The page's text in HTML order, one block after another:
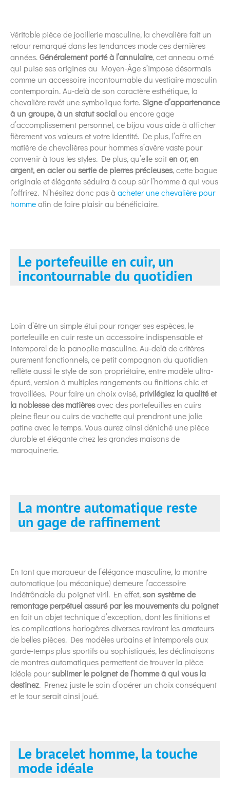
Véritable pièce de joaillerie masculine, la chevalière fait un
retour remarqué dans les tendances mode ces dernières
années.Généralement porté à l’annulaire, cet anneau orné
qui puise ses origines au Moyen-Âge s’impose désormais
comme un accessoire incontournable du vestiaire masculin
contemporain. Au-delà de son caractère esthétique, la
chevalière revêt une symbolique forte.Signe d’appartenance
à un groupe, à un statut socialou encore gage
d’accomplissement personnel, ce bijou vous aide à afficher
fièrement vos valeurs et votre identité. De plus, l’offre en
matière de chevalières pour hommes s’avère vaste pour
convenir à tous les styles. De plus, qu’elle soiten or, en
argent, en acier ou sertie de pierres précieuses, cette bague
originale et élégante séduira à coup sûr l’homme à qui vous
l’offrirez. N’hésitez donc pas à acheter une chevalière pour
hommeafin de faire plaisir au bénéficiaire.
Le portefeuille en cuir, un
incontournable du quotidien
Loin d’être un simple étui pour ranger ses espèces, le
portefeuille en cuir reste un accessoire indispensable et
intemporel de la panoplie masculine. Au-delà de critères
purement fonctionnels, ce petit compagnon du quotidien
reflète aussi le style de son propriétaire, entre modèle ultra-
épuré, version à multiples rangements ou finitions chic et
travaillées. Pour faire un choix avisé, privilégiez la qualité et
la noblesse des matièresavec des portefeuilles en cuirs
pleine fleur ou cuirs de vachette qui prendront une jolie
patine avec le temps. Vous aurez ainsi déniché une pièce
durable et élégante chez les grandes maisons de
maroquinerie.
La montre automatique reste
un gage de raffinement
En tant que marqueur de l’élégance masculine, la montre
automatique (ou mécanique) demeure l’accessoire
indétrônable du poignet viril. En effet,son système de
remontage perpétuel assuré par les mouvements du poignet
en fait un objet technique d’exception, dont les finitions et
les complications horlogères diverses raviront les amateurs
de belles pièces. Des modèles urbains et intemporels aux
garde-temps plus sportifs ou sophistiqués, les déclinaisons
de montres automatiques permettent de trouver la pièce
idéale poursublimer le poignet de l’homme à qui vous la
destinez. Prenez juste le soin d’opérer un choix conséquent
et le tour serait ainsi joué.
Le bracelet homme, la touche
mode idéale